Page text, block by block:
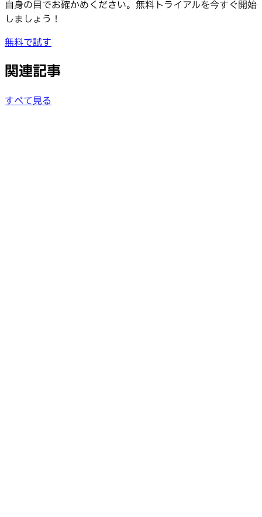
自身の目でお確かめください。無料トライアルを今すぐ開始
しましょう！
無料で試す
関連記事
すべて見る